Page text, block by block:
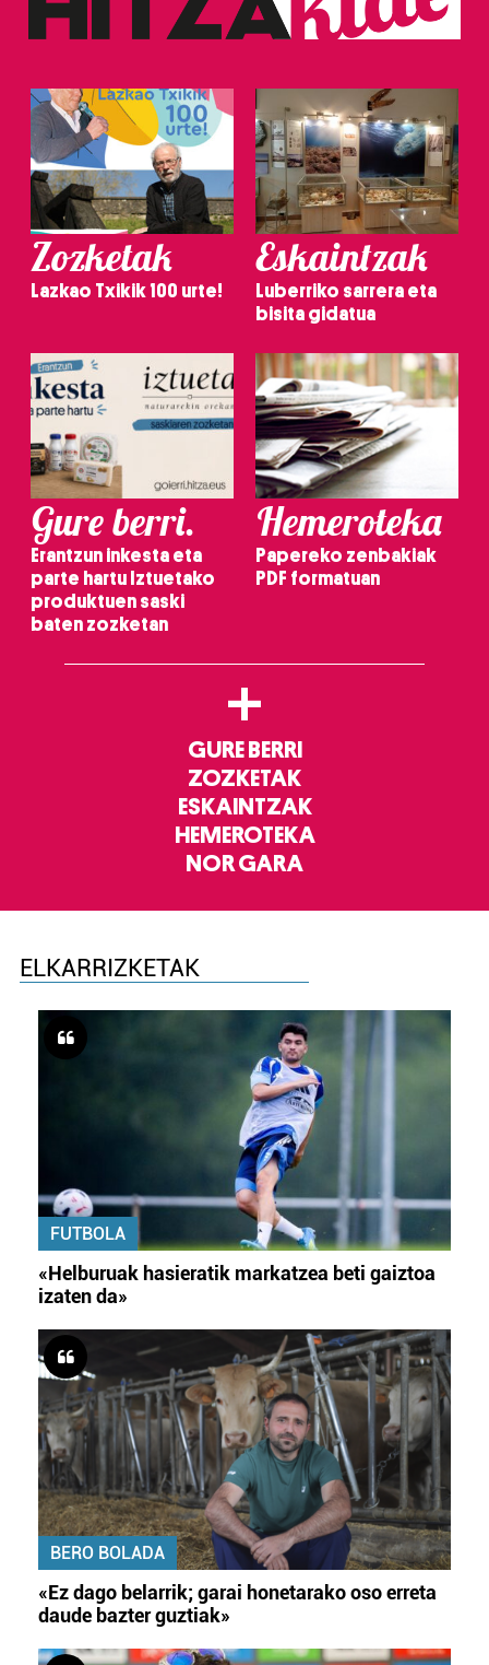
Zozketak
Lazkao Txikik 100 urte!
Eskaintzak
Luberriko sarrera eta
bisita gidatua
Gure berri.
Erantzun inkesta eta
parte hartu Iztuetako
produktuen saski
baten zozketan
Hemeroteka
Papereko zenbakiak
PDF formatuan
+
GURE BERRI
ZOZKETAK
ESKAINTZAK
HEMEROTEKA
NOR GARA
ELKARRIZKETAK
FUTBOLA
«Helburuak hasieratik markatzea beti gaiztoa
izaten da»
BERO BOLADA
«Ez dago belarrik; garai honetarako oso erreta
daude bazter guztiak»